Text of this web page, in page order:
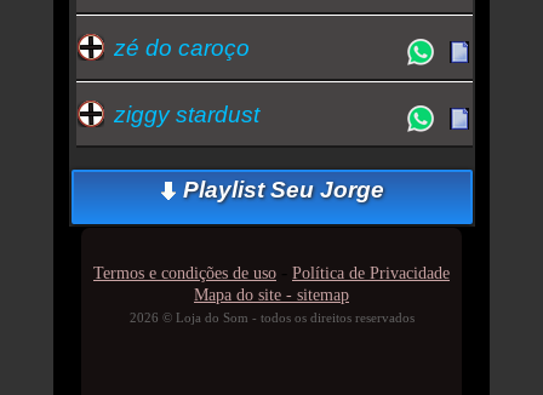
zé do caroço
ziggy stardust
Playlist Seu Jorge
Termos e condições de uso
Política de Privacidade
Mapa do site - sitemap
2026 © Loja do Som - todos os direitos reservados